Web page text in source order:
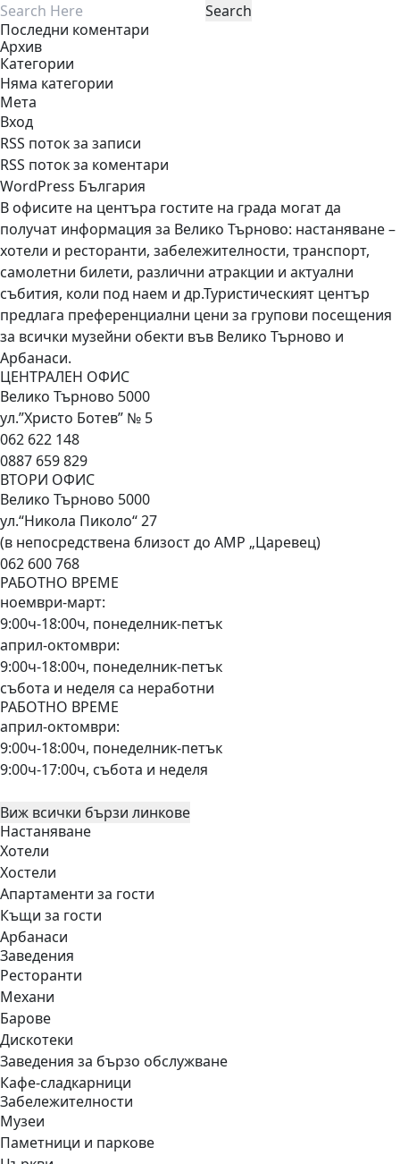
Последни коментари
Архив
Категории
Няма категории
Мета
Вход
RSS поток за записи
RSS поток за коментари
WordPress България
В офисите на центъра гостите на града могат да
получат информация за Велико Търново: настаняване –
хотели и ресторанти, забележителности, транспорт,
самолетни билети, различни атракции и актуални
събития, коли под наем и др.Туристическият център
предлага преференциални цени за групови посещения
за всички музейни обекти във Велико Търново и
Арбанаси.
ЦЕНТРАЛЕН ОФИС
Велико Търново 5000
ул.”Христо Ботев” № 5
062 622 148
0887 659 829
ВТОРИ ОФИС
Велико Търново 5000
ул.“Никола Пиколо“ 27
(в непосредствена близост до АМР „Царевец)
062 600 768
РАБОТНО ВРЕМЕ
ноември-март:
9:00ч-18:00ч, понеделник-петък
април-октомври:
9:00ч-18:00ч, понеделник-петък
събота и неделя са неработни
РАБОТНО ВРЕМЕ
април-октомври:
9:00ч-18:00ч, понеделник-петък
9:00ч-17:00ч, събота и неделя
Виж всички бързи линкове
Настаняване
Хотели
Хостели
Апартаменти за гости
Къщи за гости
Арбанаси
Заведения
Ресторанти
Механи
Барове
Дискотеки
Заведения за бързо обслужване
Кафе-сладкарници
Забележителности
Музеи
Паметници и паркове